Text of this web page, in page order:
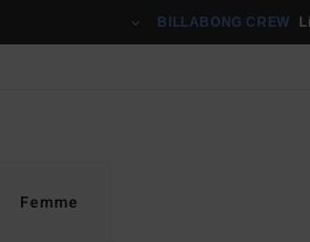
BILLABONG CREW
Femme